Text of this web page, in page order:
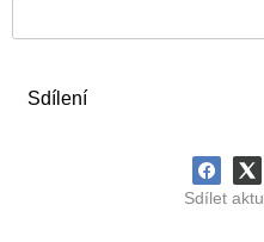
Sdílení
Sdílet